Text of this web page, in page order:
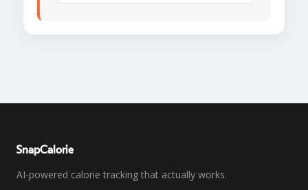
SnapCalorie
AI-powered calorie tracking that actually works.